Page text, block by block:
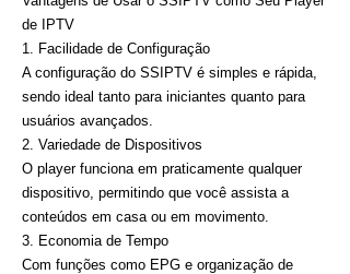
de IPTV
1. Facilidade de Configuração
A configuração do SSIPTV é simples e rápida,
sendo ideal tanto para iniciantes quanto para
usuários avançados.
2. Variedade de Dispositivos
O player funciona em praticamente qualquer
dispositivo, permitindo que você assista a
conteúdos em casa ou em movimento.
3. Economia de Tempo
Com funções como EPG e organização de